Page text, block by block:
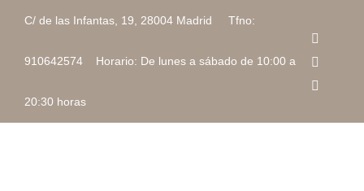
contenido
C/ de las Infantas, 19, 28004 Madrid Tfno:
910642574 Horario: De lunes a sábado de 10:00 a
20:30 horas